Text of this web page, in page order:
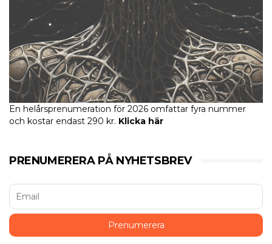
En helårsprenumeration för 2026 omfattar fyra nummer
och kostar endast 290 kr. Klicka här
PRENUMERERA PÅ NYHETSBREV